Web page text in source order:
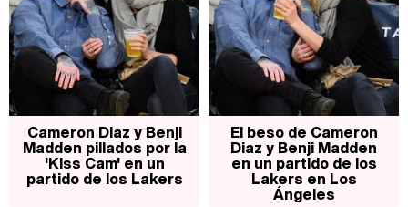
Cameron Diaz y Benji
Madden pillados por la
'Kiss Cam' en un
partido de los Lakers
El beso de Cameron
Diaz y Benji Madden
en un partido de los
Lakers en Los
Ángeles